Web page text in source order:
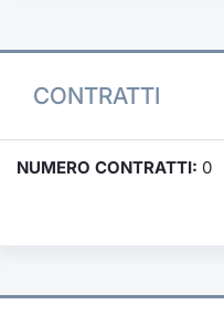
CONTRATTI
NUMERO CONTRATTI: 0